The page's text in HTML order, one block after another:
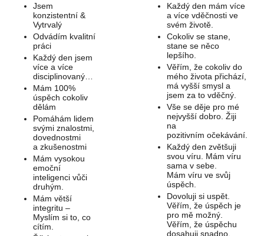
Jsem
konzistentní &
Vytrvalý
Odvádím kvalitní
práci
Každý den jsem
více a více
disciplinovaný…
Mám 100%
úspěch cokoliv
dělám
Pomáhám lidem
svými znalostmi,
dovednostmi
a zkušenostmi
Mám vysokou
emoční
inteligenci vůči
druhým.
Mám větší
integritu –
Myslím si to, co
cítím.
Každý den mám více
a více vděčnosti ve
svém životě.
Cokoliv se stane,
stane se něco
lepšího.
Věřím, že cokoliv do
mého života přichází,
má vyšší smysl a
jsem za to vděčný.
Vše se děje pro mé
nejvyšší dobro. Žiji
na
pozitivním očekávání.
Každý den zvětšuji
svou víru. Mám víru
sama v sebe.
Mám víru ve svůj
úspěch.
Dovoluji si uspět.
Věřím, že úspěch je
pro mě možný.
Věřím, že úspěchu
dosahuji snadno.